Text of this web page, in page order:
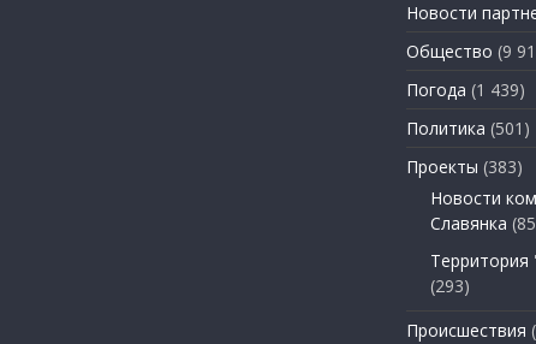
Новости
Общество (9
Погода (1 439)
Политика (501)
Проекты (383)
Новости
Славянка
Территория
(293)
Происшествия